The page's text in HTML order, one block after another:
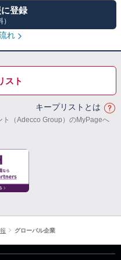
登録
）
れ
スト
キープリストとは
（Adecco Group）のMyPageへ
グローバル企業